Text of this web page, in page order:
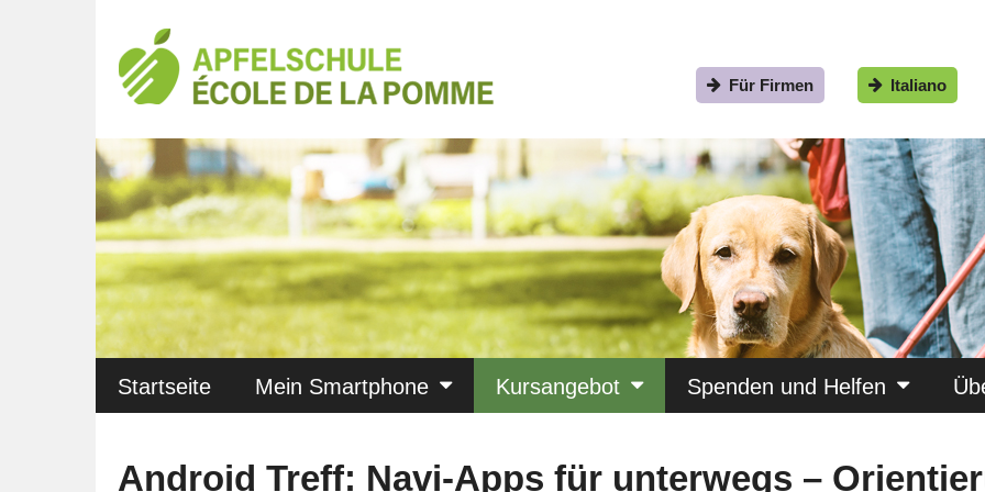
Italiano
Für Firmen
Startseite Mein Smartphone Kursangebot Spenden und Helfen
Android Treff: Navi-Apps für unterwegs –